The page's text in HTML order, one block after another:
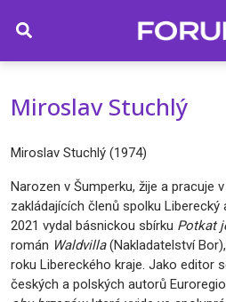
Miroslav Stuchlý
Miroslav Stuchlý (1974)
Narozen v Šumperku, žije a pracuje
zakládajících členů spolku
2021 vydal básnickou sbírku Potkat
román Waldvilla(Nakladatelství
roku Libereckého kraje. Jako editor
českých a polských autorů